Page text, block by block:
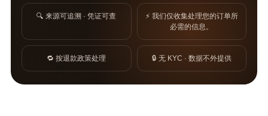
🔍 来源可追溯 · 凭证可查
⚡ 我们仅收集处理您的订单所
必需的信息。
🔁 按退款政策处理 🔒 无 KYC · 数据不外提供